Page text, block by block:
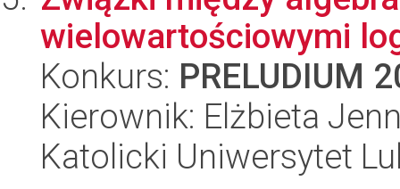
wielowartościowymi
Konkurs: PRELUDIUM
Kierownik: Elżbieta
Katolicki Uniwersytet